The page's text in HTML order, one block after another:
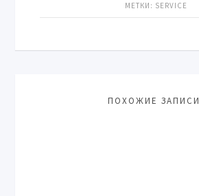
МЕТКИ: SERVICE
ПОХОЖИЕ ЗАПИСИ